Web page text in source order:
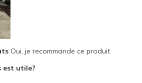
true to width
Oui, je recommande ce produit
est utile?